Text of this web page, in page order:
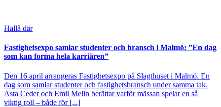
Hallå där
Fastighetsexpo samlar studenter och bransch i Malmö: ”En dag
som kan forma hela karriären”
Den 16 april arrangeras Fastighetsexpo på Slagthuset i Malmö. En
dag som samlar studenter och fastighetsbransch under samma tak.
Asta Ceder och Emil Melin berättar varför mässan spelar en så
viktig roll – både för [...]